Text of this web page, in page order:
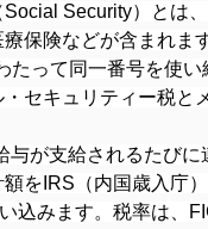
Security）とは
保険などが含まれま
たって同一番号を使
セキュリティー税と
与が支給されるたび
をIRS（内国歳入庁
込みます。税率は、